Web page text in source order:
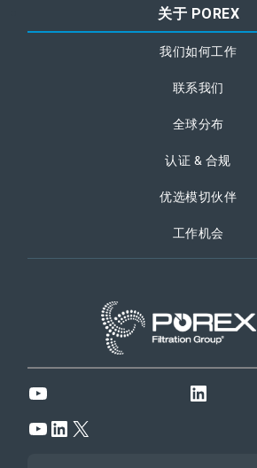
关于 POREX
我们如何工作
联系我们
全球分布
认证 & 合规
优选模切伙伴
工作机会
YouTube LinkedIn
YouTube
LinkedIn
X